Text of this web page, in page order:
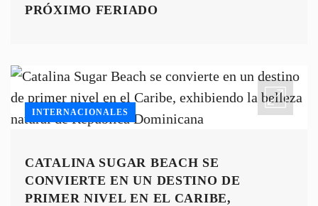
PRÓXIMO FERIADO
INTERNACIONALES
CATALINA SUGAR BEACH SE
CONVIERTE EN UN DESTINO DE
PRIMER NIVEL EN EL CARIBE,